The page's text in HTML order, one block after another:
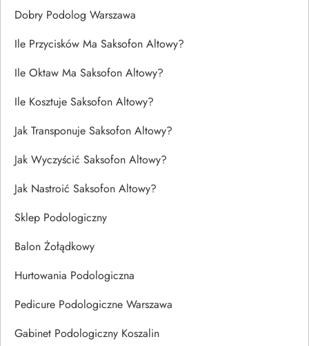
Dobry Podolog Warszawa
Ile Przycisków Ma Saksofon Altowy?
Ile Oktaw Ma Saksofon Altowy?
Ile Kosztuje Saksofon Altowy?
Jak Transponuje Saksofon Altowy?
Jak Wyczyścić Saksofon Altowy?
Jak Nastroić Saksofon Altowy?
Sklep Podologiczny
Balon Żołądkowy
Hurtowania Podologiczna
Pedicure Podologiczne Warszawa
Gabinet Podologiczny Koszalin